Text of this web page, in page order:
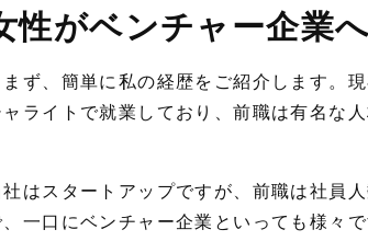
性がベンチャー企業
ず、簡単に私の経歴をご紹介します。
ャライトで就業しており、前職は有名な
社はスタートアップですが、前職は社員
一口にベンチャー企業といっても様々で